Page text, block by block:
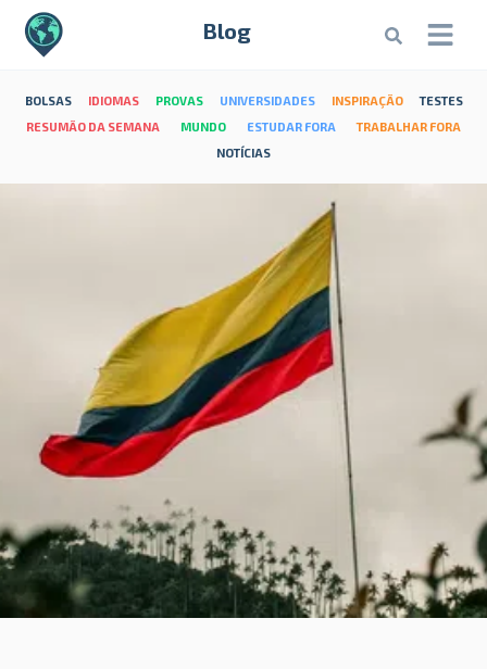
Blog
BOLSAS IDIOMAS PROVAS UNIVERSIDADES INSPIRAÇÃO
TESTES
RESUMÃO DA SEMANA
MUNDO ESTUDAR FORA
TRABALHAR FORA
NOTÍCIAS